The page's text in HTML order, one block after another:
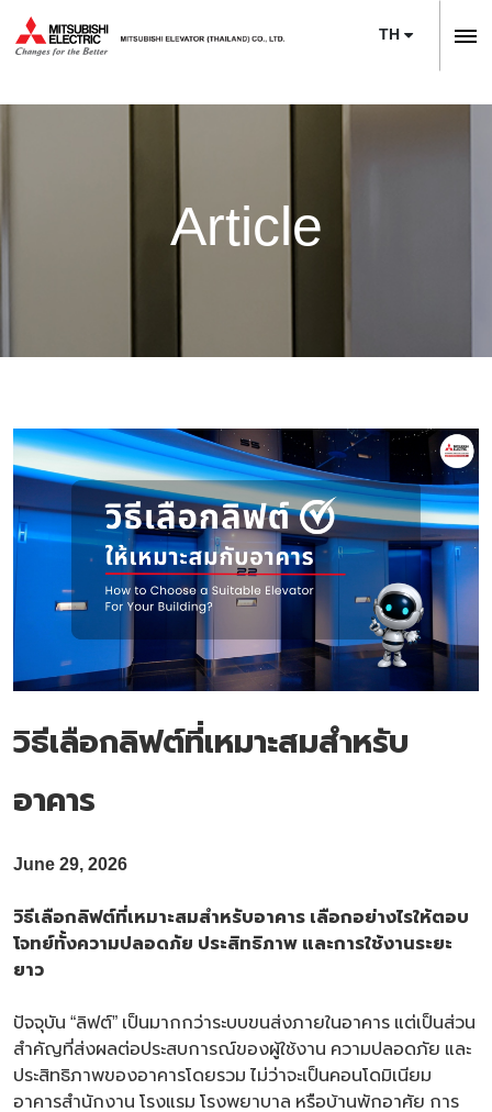
ลิฟต์,
TH
ความยั่งยืน
ผลิตภัณฑ์
ระบบการตรวจสอบ
ระบบบริหารจัดการอาคาร
อุปกรณ์เสริม
M’s Bridge
เทคโนโลยีและอุปกรณ์
โครงการอ้างอิง
การปรับปรุง
ติดต่อเรา
แผนที่
สอบถามข้อมูล
คำถามที่พบบ่อย
คำถามบริการหลังการขาย
ร่วมงานกับเรา
Article
วิธีเลือกลิฟต์ที่เหมาะสมสำหรับ
อาคาร
June 29, 2026
วิธีเลือกลิฟต์ที่เหมาะสมสำหรับอาคาร เลือกอย่างไรให้ตอบ
โจทย์ทั้งความปลอดภัย ประสิทธิภาพ และการใช้งานระยะ
ยาว
ปัจจุบัน “ลิฟต์” เป็นมากกว่าระบบขนส่งภายในอาคาร แต่เป็นส่วน
สำคัญที่ส่งผลต่อประสบการณ์ของผู้ใช้งาน ความปลอดภัย และ
ประสิทธิภาพของอาคารโดยรวม ไม่ว่าจะเป็นคอนโดมิเนียม
อาคารสำนักงาน โรงแรม โรงพยาบาล หรือบ้านพักอาศัย การ